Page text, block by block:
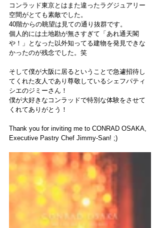
コンラッド東京とはまた違ったラグジュアリー
空間がとても素敵でした。
40階からの眺望は見ての通り抜群です。
個人的には土地勘が無さすぎて「あれ通天閣
や！」となった以外知ってる建物を発見できな
かったのが残念でした。笑
そして僕が大阪に居るということで急遽招待し
てくれた友人であり尊敬しているシェフパティ
シエのジミーさん！
僕が大好きなコンラッドで特別な体験をさせて
くれてありがとう！
Thank you for inviting me to CONRAD OSAKA,
Executive Pastry Chef Jimmy-San! ;)